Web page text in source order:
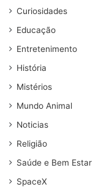
Curiosidades
Educação
Entretenimento
História
Mistérios
Mundo Animal
Noticias
Religião
Saúde e Bem Estar
SpaceX